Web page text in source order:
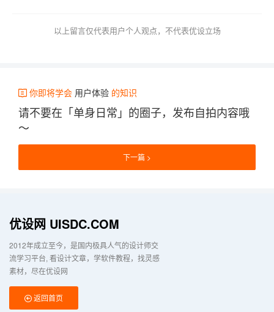
以上留言仅代表用户个人观点，不代表优设立场
你即将学会 用户体验 的知识
请不要在「单身日常」的圈子，发布自拍内容哦
～
下一篇
优设网 UISDC.COM
2012年成立至今，是国内极具人气的设计师交
流学习平台 看设计文章，学软件教程，找灵感
素材，尽在优设网
返回首页